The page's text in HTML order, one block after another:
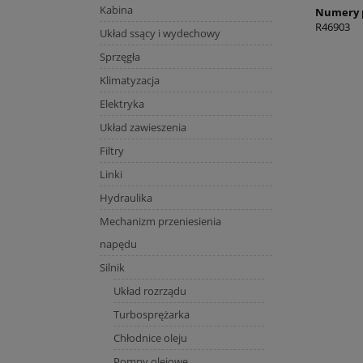
Kabina
Układ ssący i wydechowy
Sprzęgła
Klimatyzacja
Elektryka
Układ zawieszenia
Filtry
Linki
Hydraulika
Mechanizm przeniesienia
napędu
Silnik
Układ rozrządu
Turbosprężarka
Chłodnice oleju
Numery
R46903